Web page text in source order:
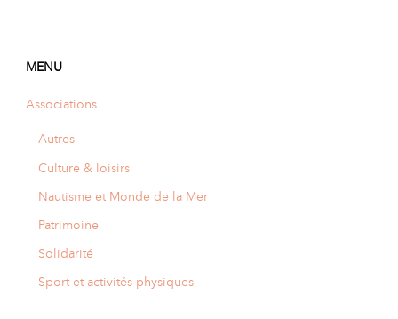
MENU
Associations
Autres
Culture & loisirs
Nautisme et Monde de la Mer
Patrimoine
Solidarité
Sport et activités physiques